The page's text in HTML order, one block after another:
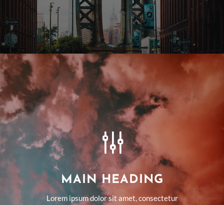
g
MAIN HEADING
Lorem ipsum dolor sit amet, consectetur